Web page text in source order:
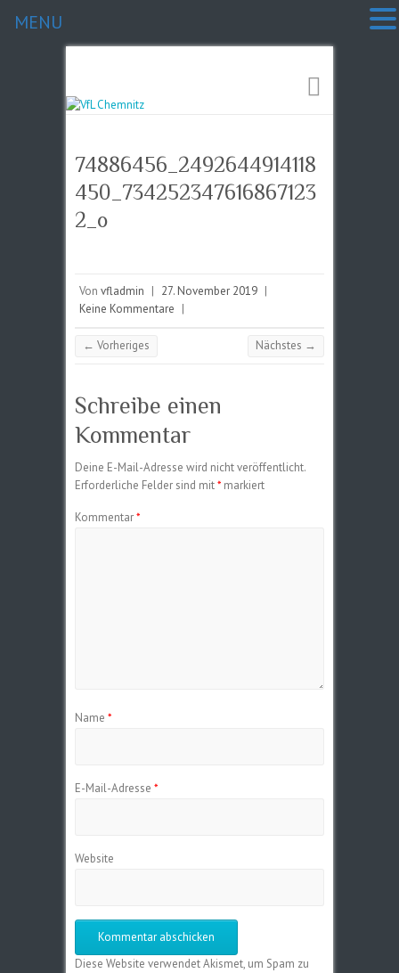
74886456_2492644914118
450_734252347616867123
2_o
Von vfladmin | 27. November 2019 |
Keine Kommentare |
← Vorheriges Nächstes →
Schreibe einen
Kommentar
Deine E-Mail-Adresse wird nicht veröffentlicht.
Erforderliche Felder sind mit* markiert
Kommentar*
Name *
E-Mail-Adresse *
Website
Diese Website verwendet Akismet, um Spam zu
MENU